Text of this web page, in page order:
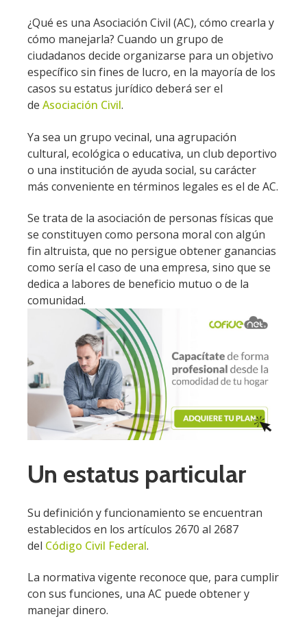
¿Qué es una Asociación Civil (AC), cómo crearla y
cómo manejarla? Cuando un grupo de
ciudadanos decide organizarse para un objetivo
específico sin fines de lucro, en la mayoría de los
casos su estatus jurídico deberá ser el
de Asociación Civil.
Ya sea un grupo vecinal, una agrupación
cultural, ecológica o educativa, un club deportivo
o una institución de ayuda social, su carácter
más conveniente en términos legales es el de AC.
Se trata de la asociación de personas físicas que
se constituyen como persona moral con algún
fin altruista, que no persigue obtener ganancias
como sería el caso de una empresa, sino que se
dedica a labores de beneficio mutuo o de la
comunidad.
Un estatus particular
Su definición y funcionamiento se encuentran
establecidos en los artículos 2670 al 2687
del Código Civil Federal.
La normativa vigente reconoce que, para cumplir
con sus funciones, una AC puede obtener y
manejar dinero.